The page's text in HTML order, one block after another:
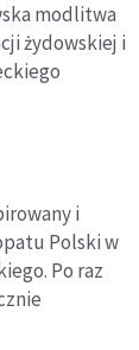
modlitwa
żydowskiej i
i
Polski w
Po raz